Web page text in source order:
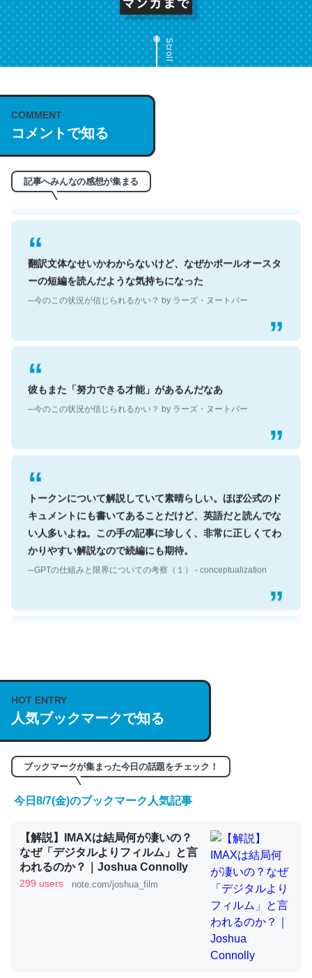
Scroll
COMMENT
コメントで知る
記事へみんなの感想が集まる
これは名文。彼はとてもクレバーなんだろうなと凄く思
う。英語少しでも読める人は原文もお勧め。自分はこの流
れ好き。Let’s Fucking Go. Then Covid hit. Shit.
翻訳文体なせいかわからないけど、なぜかポールオースタ
ーの短編を読んだような気持ちになった
─今のこの状況が信じられるかい？ by ラーズ・ヌートバー
彼もまた「努力できる才能」があるんだなあ
─今のこの状況が信じられるかい？ by ラーズ・ヌートバー
トークンについて解説していて素晴らしい。ほぼ公式のド
キュメントにも書いてあることだけど、英語だと読んでな
い人多いよね。この手の記事に珍しく、非常に正しくてわ
かりやすい解説なので続編にも期待。
─GPTの仕組みと限界についての考察（１） - conceptualization
https://isobe324649.hatenablog.com/entry/2023/03/27
/064121
─GPTの仕組みと限界についての考察（１） - conceptualization
くらい。小説でいう「ずっと前の伏線」は回収されないけ
ど、短期記憶というには多い分量。進化すればするほど分
かりやすく強くなりそう
─GPTの仕組みと限界についての考察（１） - conceptualization
HOT ENTRY
人気ブックマークで知る
ブックマークが集まった今日の話題をチェック！
今日8/7(金)のブックマーク人気記事
【解説】IMAXは結局何が凄いの？
なぜ「デジタルよりフィルム」と言
われるのか？｜Joshua Connolly
299 users note.com/joshua_film